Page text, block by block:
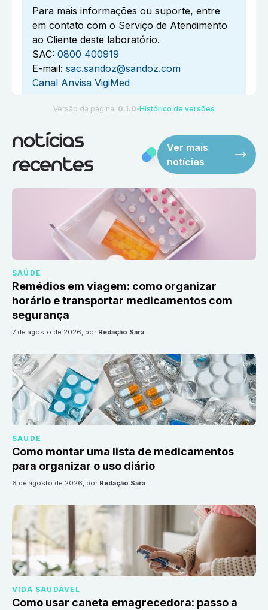
Para mais informações ou suporte, entre
em contato com o Serviço de Atendimento
ao Cliente deste laboratório.
SAC: 0800 400919
E-mail: sac.sandoz@sandoz.com
Canal Anvisa VigiMed
Versão da página: 0.1.0 ●Histórico de versões
notícias
recentes
Ver mais
notícias
SAÚDE
Remédios em viagem: como organizar
horário e transportar medicamentos com
segurança
7 de agosto de 2026, por Redação Sara
SAÚDE
Como montar uma lista de medicamentos
para organizar o uso diário
6 de agosto de 2026, por Redação Sara
VIDA SAUDÁVEL
Como usar caneta emagrecedora: passo a